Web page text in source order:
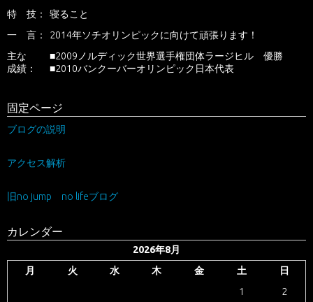
特 技：
寝ること
一 言：
2014年ソチオリンピックに向けて頑張ります！
主な
成績：
■2009ノルディック世界選手権団体ラージヒル 優勝
■2010バンクーバーオリンピック日本代表
固定ページ
ブログの説明
アクセス解析
旧no jump no lifeブログ
カレンダー
2026年8月
月
火 水 木 金 土
日
1
2